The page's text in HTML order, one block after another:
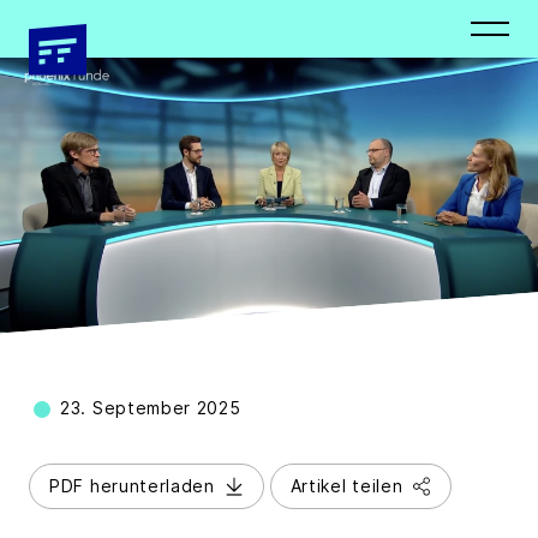
23. September 2025
PDF herunterladen Artikel teilen
Newsletter Schließen
Vorname *
E-Mail Adresse*
Presseverteiler Schließen
Vorname *
Organisation